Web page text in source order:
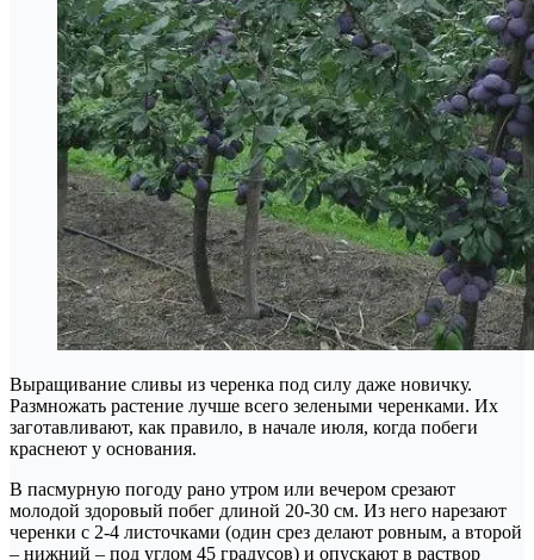
Выращивание сливы из черенка под силу даже новичку.
Размножать растение лучше всего зелеными черенками. Их
заготавливают, как правило, в начале июля, когда побеги
краснеют у основания.
В пасмурную погоду рано утром или вечером срезают
молодой здоровый побег длиной 20-30 см. Из него нарезают
черенки с 2-4 листочками (один срез делают ровным, а второй
– нижний – под углом 45 градусов) и опускают в раствор